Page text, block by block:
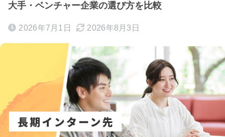
大手・ベンチャー企業の選び方を比較
2026年7月1日 2026年8月3日